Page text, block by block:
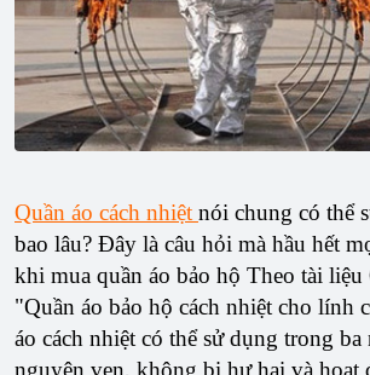
Quần áo cách nhiệt nói chung có thể
bao lâu? Đây là câu hỏi mà hầu hết
khi mua quần áo bảo hộ Theo tài
"Quần áo bảo hộ cách nhiệt cho lính
áo cách nhiệt có thể sử dụng trong
nguyên vẹn, không bị hư hại và hoạt